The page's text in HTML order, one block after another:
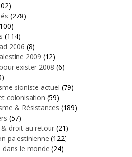
(278)
(114)
2006 (8)
2009 (12)
exister 2008 (6)
sioniste actuel (79)
colonisation (59)
& Résistances (189)
(57)
& droit au retour (21)
palestinienne (122)
dans le monde (24)